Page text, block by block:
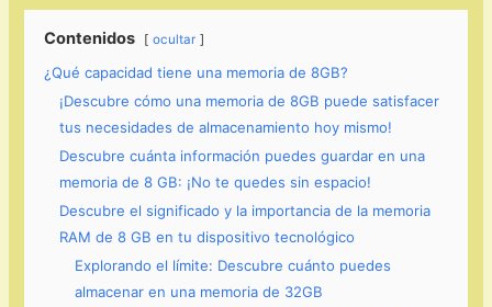
Contenidos ocultar
¿Qué capacidad tiene una memoria de 8GB?
¡Descubre cómo una memoria de 8GB puede satisfacer
tus necesidades de almacenamiento hoy mismo!
Descubre cuánta información puedes guardar en una
memoria de 8 GB: ¡No te quedes sin espacio!
Descubre el significado y la importancia de la memoria
RAM de 8 GB en tu dispositivo tecnológico
Explorando el límite: Descubre cuánto puedes
almacenar en una memoria de 32GB